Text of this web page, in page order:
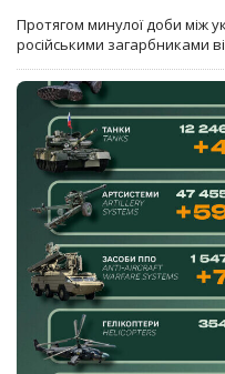
Протягом минулої доби між
російськими загарбниками